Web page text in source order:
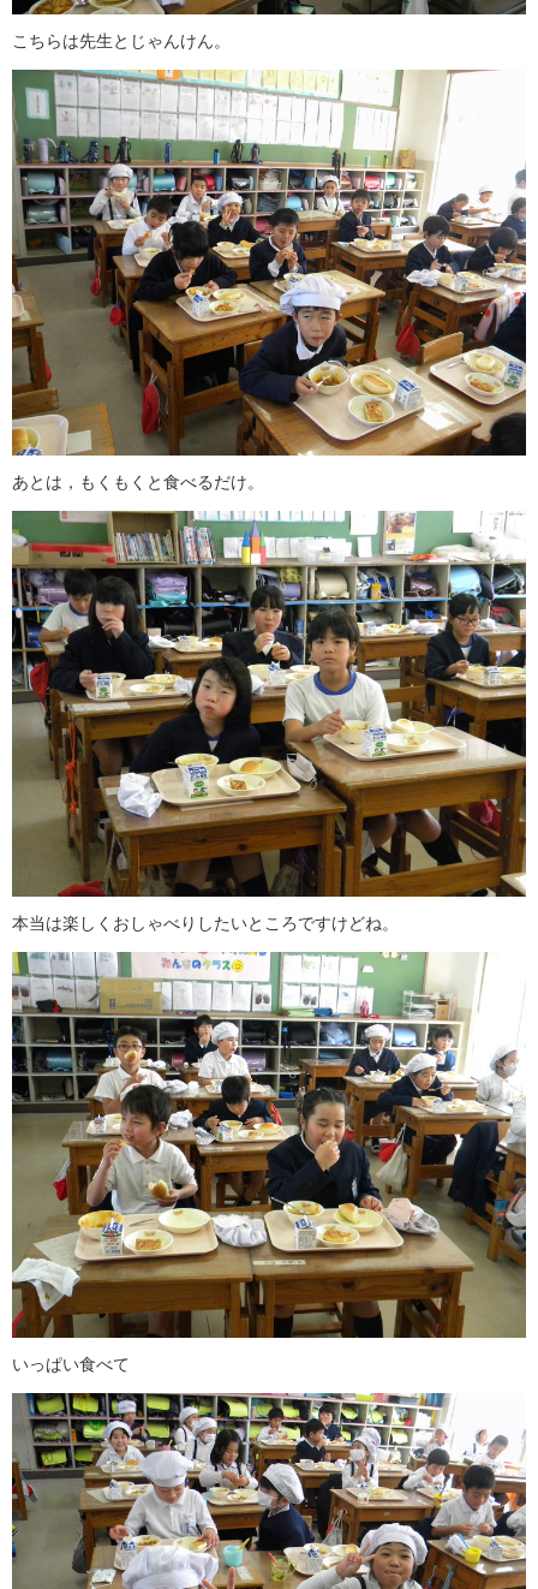
こちらは先生とじゃんけん。
あとは，もくもくと食べるだけ。
本当は楽しくおしゃべりしたいところですけどね。
いっぱい食べて